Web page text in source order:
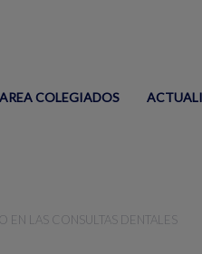
AREA COLEGIADOS
EN LAS CONSULTAS DENTALES